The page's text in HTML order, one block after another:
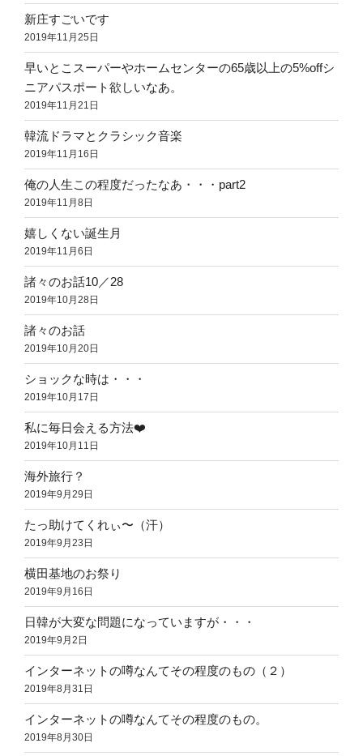
新庄すごいです
2019年11月25日
早いとこスーパーやホームセンターの65歳以上の5%offシ
ニアパスポート欲しいなあ。
2019年11月21日
韓流ドラマとクラシック音楽
2019年11月16日
俺の人生この程度だったなあ・・・part2
2019年11月8日
嬉しくない誕生月
2019年11月6日
諸々のお話10／28
2019年10月28日
諸々のお話
2019年10月20日
ショックな時は・・・
2019年10月17日
私に毎日会える方法❤️
2019年10月11日
海外旅行？
2019年9月29日
たっ助けてくれぃ〜（汗）
2019年9月23日
横田基地のお祭り
2019年9月16日
日韓が大変な問題になっていますが・・・
2019年9月2日
インターネットの噂なんてその程度のもの（２）
2019年8月31日
インターネットの噂なんてその程度のもの。
2019年8月30日